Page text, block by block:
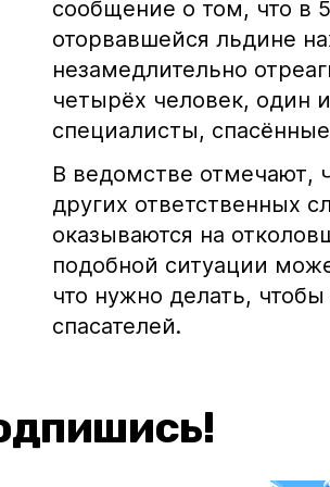
сообщение о том, что в
оторвавшейся льдине
незамедлительно
четырёх человек, один
специалисты,
В ведомстве отмечают,
других ответственных
оказываются на
подобной ситуации
что нужно делать,
спасателей.